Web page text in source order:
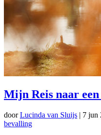
Mijn Reis naar
doorLucinda van Sluijs | 7 jun
bevalling